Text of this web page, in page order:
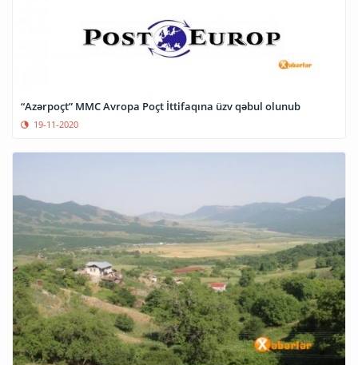
“Azərpoçt” MMC Avropa Poçt İttifaqına üzv qəbul olunub
19-11-2020